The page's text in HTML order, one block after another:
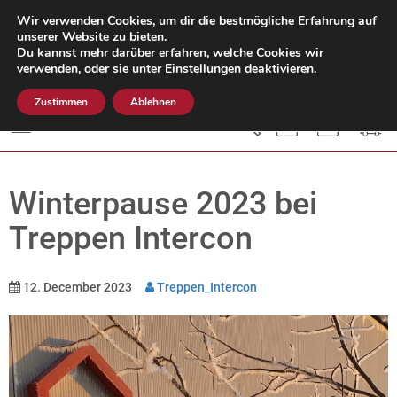
Mo. - Do.: 8:00 - 15:00 Uhr
Fr.: 8:00 - 12:00 Uhr
Winterpause 2023 bei
Treppen Intercon
12. December 2023 Treppen_Intercon
Wir verwenden Cookies, um dir die bestmögliche Erfahrung auf
unserer Website zu bieten.
Du kannst mehr darüber erfahren, welche Cookies wir
verwenden, oder sie unter Einstellungen deaktivieren.
Zustimmen Ablehnen